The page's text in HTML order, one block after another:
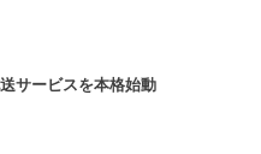
サービスを本格始動